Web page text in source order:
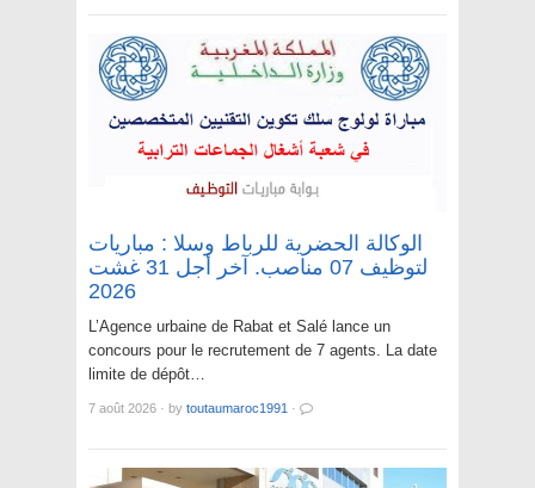
الوكالة الحضرية للرباط وسلا : مباريات
لتوظيف 07 مناصب. آخر أجل 31 غشت
2026
L’Agence urbaine de Rabat et Salé lance un
concours pour le recrutement de 7 agents. La date
limite de dépôt…
7 août 2026 · by toutaumaroc1991 ·